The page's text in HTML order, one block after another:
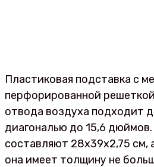
Пластиковая подставка с
перфорированной
отвода воздуха подходит
диагональю до 15,6
составляют 28х39х2,75 см,
она имеет толщину не